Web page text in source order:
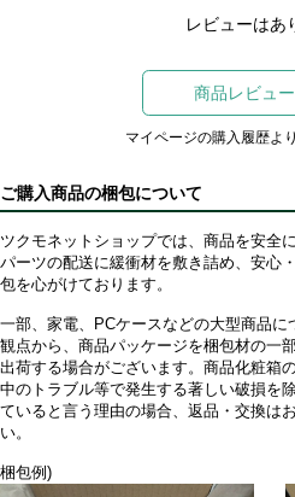
レビューはあ
商品レビュー
マイページの購入履歴よ
ご購入商品の梱包について
ツクモネットショップでは、商品を安全
パーツの配送に緩衝材を敷き詰め、安心
包を心がけております。
一部、家電、PCケースなどの大型商品に
観点から、商品パッケージを梱包材の一
出荷する場合がございます。商品化粧箱
中のトラブル等で発生する著しい破損を
ていると言う理由の場合、返品・交換は
い。
梱包例)